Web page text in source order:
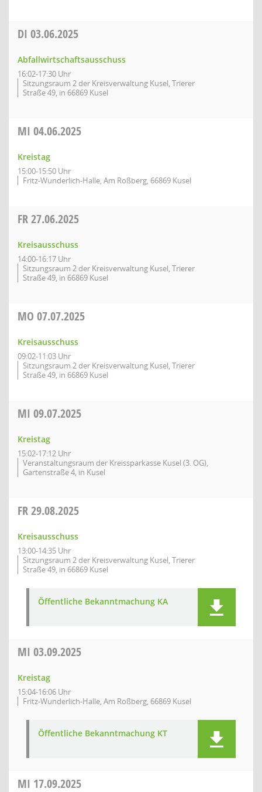
DI 03.06.2025
Abfallwirtschaftsausschuss
16:02-17:30 Uhr
Sitzungsraum 2 der Kreisverwaltung Kusel, Trierer
Straße 49, in 66869 Kusel
MI 04.06.2025
Kreistag
15:00-15:50 Uhr
Fritz-Wunderlich-Halle, Am Roßberg, 66869 Kusel
FR27.06.2025
Kreisausschuss
14:00-16:17 Uhr
Sitzungsraum 2 der Kreisverwaltung Kusel, Trierer
Straße 49, in 66869 Kusel
MO 07.07.2025
Kreisausschuss
09:02-11:03 Uhr
Sitzungsraum 2 der Kreisverwaltung Kusel, Trierer
Straße 49, in 66869 Kusel
MI 09.07.2025
Kreistag
15:02-17:12 Uhr
Veranstaltungsraum der Kreissparkasse Kusel (3. OG),
Gartenstraße 4, in Kusel
FR29.08.2025
Kreisausschuss
13:00-14:35 Uhr
Sitzungsraum 2 der Kreisverwaltung Kusel, Trierer
Straße 49, in 66869 Kusel
Öffentliche Bekanntmachung KA
MI 03.09.2025
Kreistag
15:04-16:06 Uhr
Fritz-Wunderlich-Halle, Am Roßberg, 66869 Kusel
Öffentliche Bekanntmachung KT
MI 17.09.2025